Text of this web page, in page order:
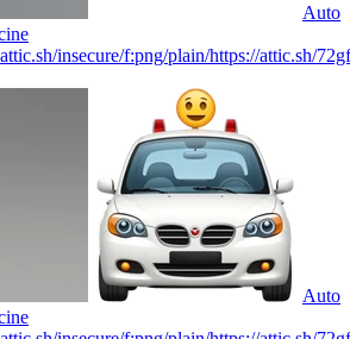
Auto
insecure/f:png/plain/https://attic.sh/
Auto